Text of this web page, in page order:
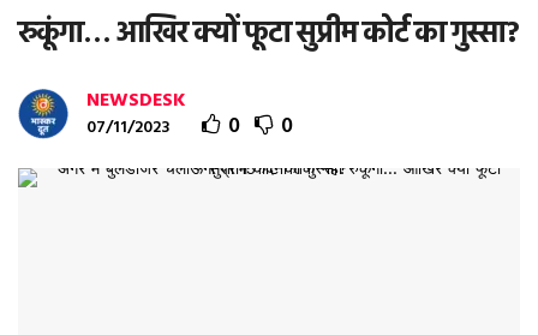
रुकूंगा… आखिर क्यों फूटा सुप्रीम कोर्ट का गुस्सा?
NEWSDESK
07/11/2023 0 0